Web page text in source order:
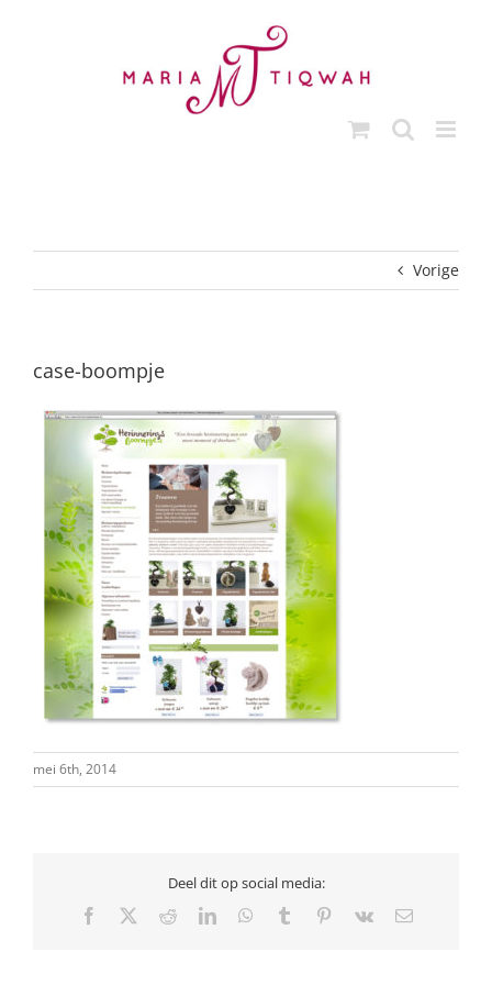
Vorige
case-boompje
mei 6th, 2014
Deel dit op social media:
Facebook RedditLinkedInWhatsApp
Tumblr Pinterest
Vk
E-